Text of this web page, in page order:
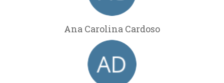
Ana Carolina Cardoso